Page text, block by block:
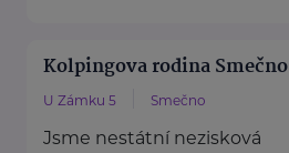
Kolpingova rodina Smečno
U Zámku 5 Smečno
Jsme nestátní nezisková